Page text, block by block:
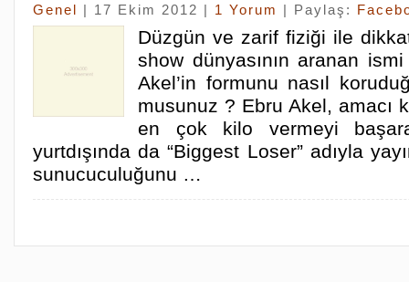
Genel | 17 Ekim 2012 | 1 Yorum | Paylaş:
Düzgün ve zarif fiziği ile
show dünyasının aranan
Akel’in formunu nasıl
musunuz ? Ebru Akel, amacı
en çok kilo vermeyi
yurtdışında da “Biggest Loser” adıyla
sunucuculuğunu …